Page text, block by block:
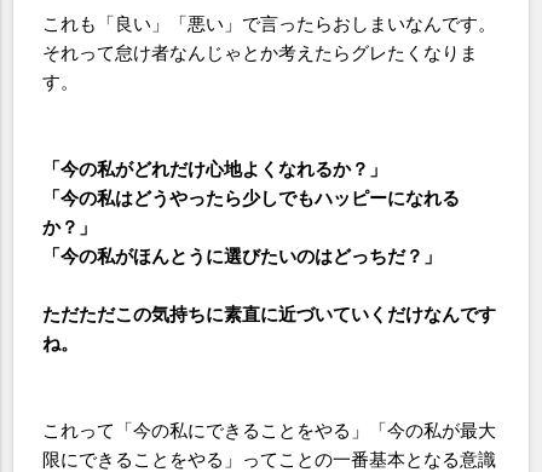
りゃいかん！と思ってたところ、「麻由子さ
んのただただぼ
これも「良い」「悪い」で言ったらおしまいなんです。
それって怠け者なんじゃとか考えたらグレたくなりま
す。
「今の私がどれだけ心地よくなれるか？」
「今の私はどうやったら少しでもハッピーになれる
か？」
「今の私がほんとうに選びたいのはどっちだ？」
ただただこの気持ちに素直に近づいていくだけなんです
ね。
これって「今の私にできることをやる」「今の私が最大
限にできることをやる」ってことの一番基本となる意識